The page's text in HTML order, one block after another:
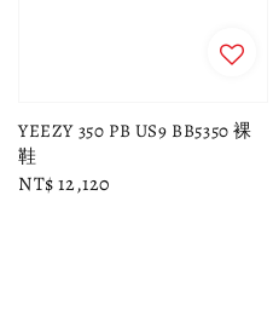
YEEZY 350 PB US9 BB5350 裸
鞋
Regular
NT$ 12,120